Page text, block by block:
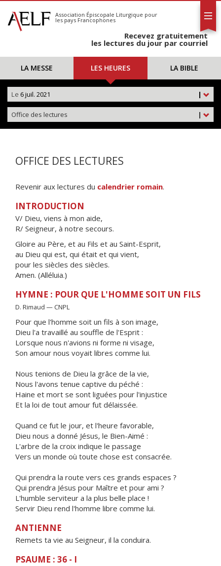
S'abonner
Calendrier
Association Épiscopale Liturgique pour
les pays Francophones
Recevez gratuitement
les lectures du jour par courriel
LA MESSE LES HEURES LA BIBLE
|
Le 6 juil. 2021
|
Office des lectures
OFFICE DES LECTURES
Revenir aux lectures du calendrier romain.
INTRODUCTION
V/ Dieu, viens à mon aide,
R/ Seigneur, à notre secours.
Gloire au Père, et au Fils et au Saint-Esprit,
au Dieu qui est, qui était et qui vient,
pour les siècles des siècles.
Amen. (Alléluia.)
HYMNE : POUR QUE L'HOMME SOIT UN FILS
D. Rimaud — CNPL
Pour que l'homme soit un fils à son image,
Dieu l'a travaillé au souffle de l'Esprit :
Lorsque nous n'avions ni forme ni visage,
Son amour nous voyait libres comme lui.
Nous tenions de Dieu la grâce de la vie,
Nous l'avons tenue captive du péché :
Haine et mort se sont liguées pour l'injustice
Et la loi de tout amour fut délaissée.
Quand ce fut le jour, et l'heure favorable,
Dieu nous a donné Jésus, le Bien-Aimé :
L'arbre de la croix indique le passage
Vers un monde où toute chose est consacrée.
Qui prendra la route vers ces grands espaces ?
Qui prendra Jésus pour Maître et pour ami ?
L'humble serviteur a la plus belle place !
Servir Dieu rend l'homme libre comme lui.
ANTIENNE
Remets ta vie au Seigneur, il la conduira.
PSAUME : 36 - I